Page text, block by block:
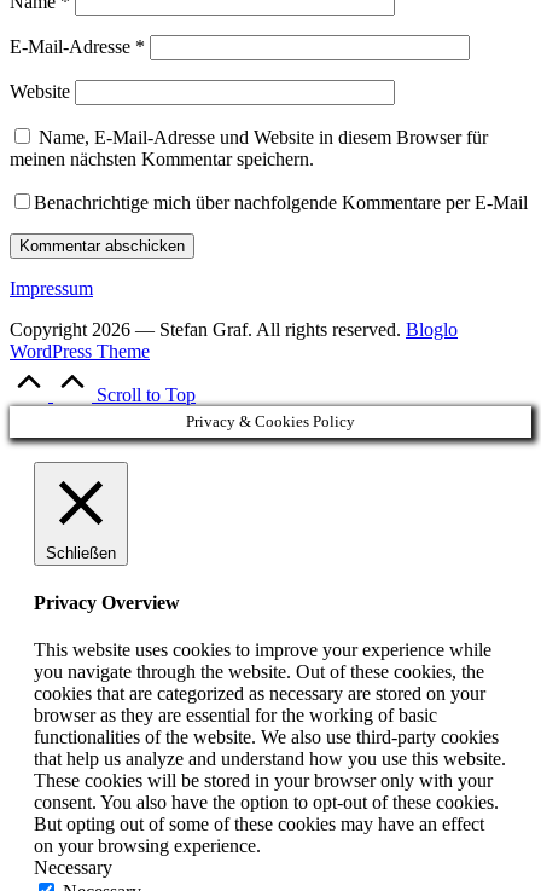
E-Mail-Adresse *
Website
Name, E-Mail-Adresse und Website in diesem Browser für
meinen nächsten Kommentar speichern.
Benachrichtige mich über nachfolgende Kommentare per E-Mail
Impressum
Copyright 2026 — Stefan Graf. All rights reserved. Bloglo
WordPress Theme
Scroll to Top
Privacy & Cookies Policy
Schließen
Privacy Overview
This website uses cookies to improve your experience while
you navigate through the website. Out of these cookies, the
cookies that are categorized as necessary are stored on your
browser as they are essential for the working of basic
functionalities of the website. We also use third-party cookies
that help us analyze and understand how you use this website.
These cookies will be stored in your browser only with your
consent. You also have the option to opt-out of these cookies.
But opting out of some of these cookies may have an effect
on your browsing experience.
Necessary